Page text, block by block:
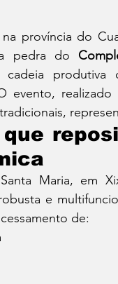
província do
pedra do
produtiva
evento,
Maria, em
e
de: